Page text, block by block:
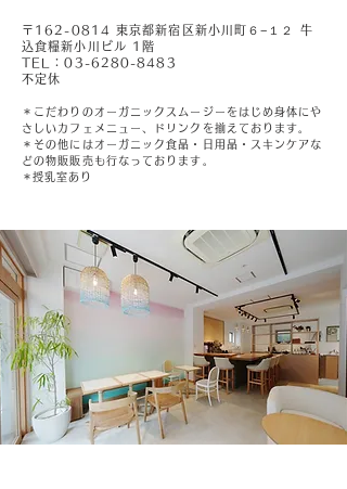
〒162-0814 東京都新宿区新小川町６−１２ 牛
込食糧新小川ビル 1階
TEL：03-6280-8483
不定休
＊こだわりのオーガニックスムージーをはじめ​身体にや
さしいカフェメニュー、ドリンクを揃えております。
＊その他にはオーガニック食品・日用品・スキンケアな
どの物販販売も行なっております。
​＊授乳室あり